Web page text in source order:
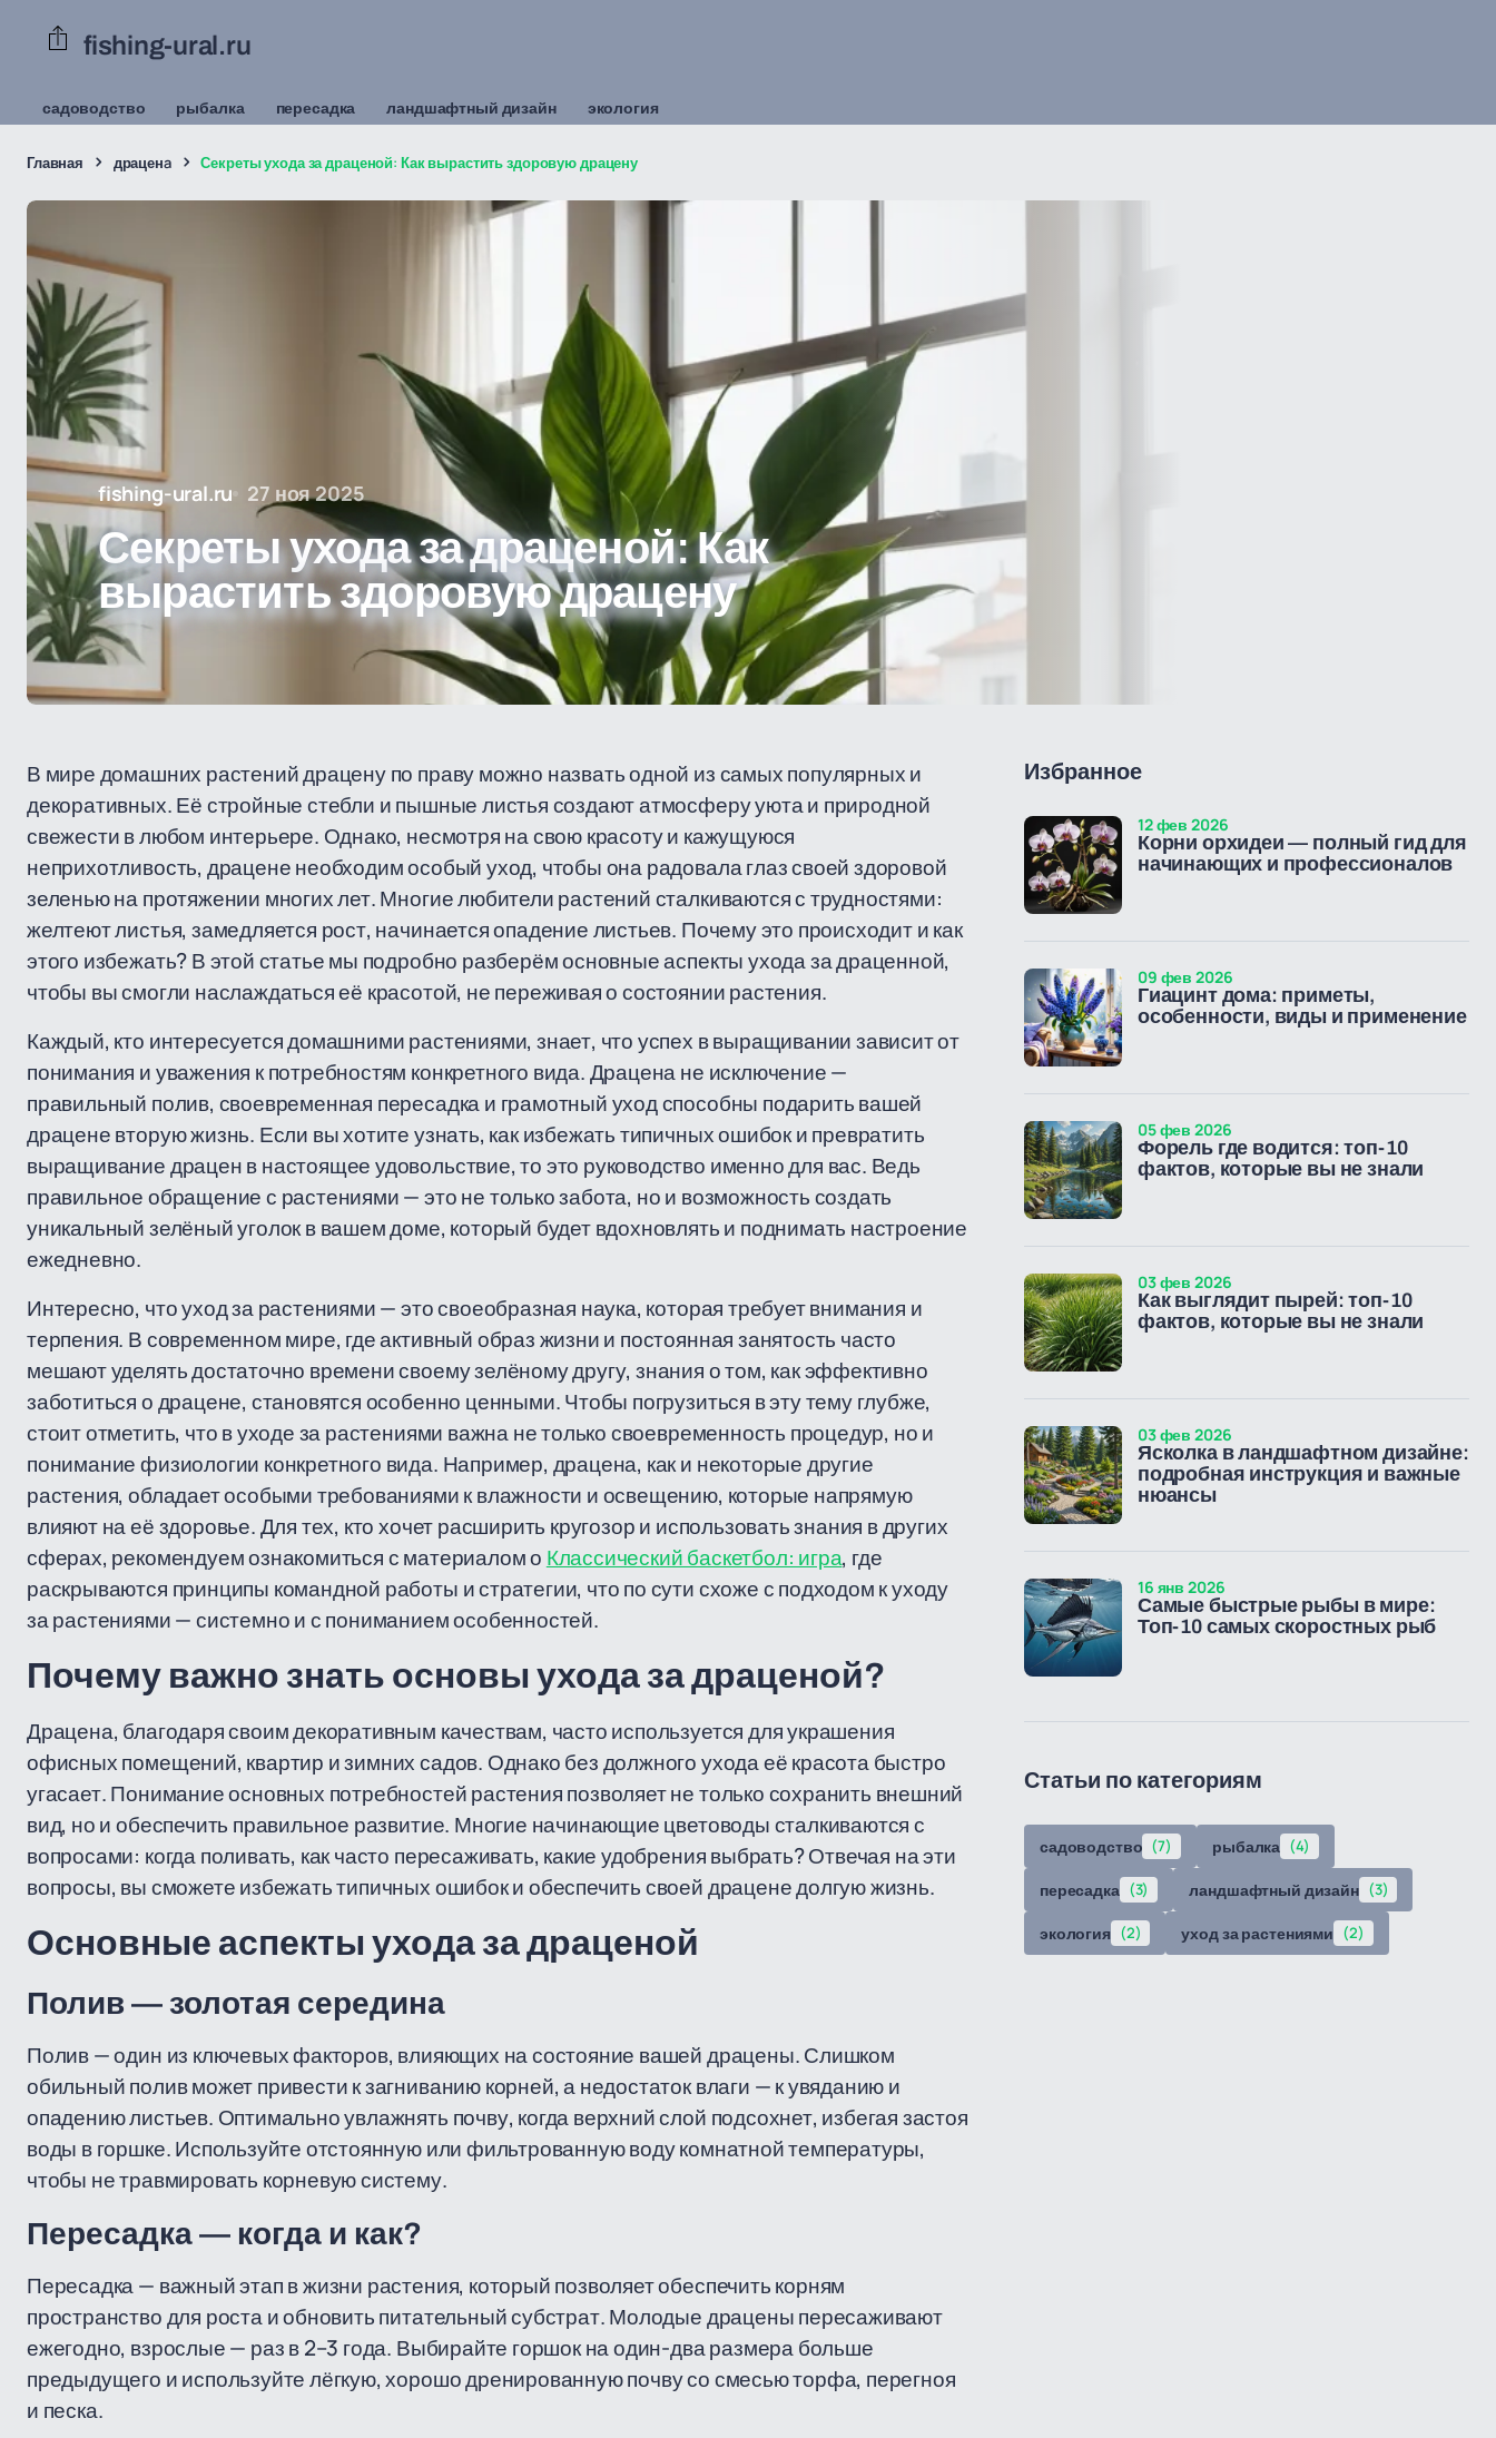
fishing-ural.ru
садоводство рыбалка пересадка ландшафтный дизайн экология
Главная драценa Секреты ухода за драценой: Как вырастить здоровую драцену
fishing-ural.ru 27 ноя 2025
Секреты ухода за драценой: Как
вырастить здоровую драцену
В мире домашних растений драцену по праву можно назвать одной из самых популярных и
декоративных. Её стройные стебли и пышные листья создают атмосферу уюта и природной
свежести в любом интерьере. Однако, несмотря на свою красоту и кажущуюся
неприхотливость, драцене необходим особый уход, чтобы она радовала глаз своей здоровой
зеленью на протяжении многих лет. Многие любители растений сталкиваются с трудностями:
желтеют листья, замедляется рост, начинается опадение листьев. Почему это происходит и как
этого избежать? В этой статье мы подробно разберём основные аспекты ухода за драценной,
чтобы вы смогли наслаждаться её красотой, не переживая о состоянии растения.
Каждый, кто интересуется домашними растениями, знает, что успех в выращивании зависит от
понимания и уважения к потребностям конкретного вида. Драцена не исключение —
правильный полив, своевременная пересадка и грамотный уход способны подарить вашей
драцене вторую жизнь. Если вы хотите узнать, как избежать типичных ошибок и превратить
выращивание драцен в настоящее удовольствие, то это руководство именно для вас. Ведь
правильное обращение с растениями — это не только забота, но и возможность создать
уникальный зелёный уголок в вашем доме, который будет вдохновлять и поднимать настроение
ежедневно.
Интересно, что уход за растениями — это своеобразная наука, которая требует внимания и
терпения. В современном мире, где активный образ жизни и постоянная занятость часто
мешают уделять достаточно времени своему зелёному другу, знания о том, как эффективно
заботиться о драцене, становятся особенно ценными. Чтобы погрузиться в эту тему глубже,
стоит отметить, что в уходе за растениями важна не только своевременность процедур, но и
понимание физиологии конкретного вида. Например, драцена, как и некоторые другие
растения, обладает особыми требованиями к влажности и освещению, которые напрямую
влияют на её здоровье. Для тех, кто хочет расширить кругозор и использовать знания в других
сферах, рекомендуем ознакомиться с материалом о Классический баскетбол: игра, где
раскрываются принципы командной работы и стратегии, что по сути схоже с подходом к уходу
за растениями — системно и с пониманием особенностей.
Почему важно знать основы ухода за драценой?
Драцена, благодаря своим декоративным качествам, часто используется для украшения
офисных помещений, квартир и зимних садов. Однако без должного ухода её красота быстро
угасает. Понимание основных потребностей растения позволяет не только сохранить внешний
вид, но и обеспечить правильное развитие. Многие начинающие цветоводы сталкиваются с
вопросами: когда поливать, как часто пересаживать, какие удобрения выбрать? Отвечая на эти
вопросы, вы сможете избежать типичных ошибок и обеспечить своей драцене долгую жизнь.
Основные аспекты ухода за драценой
Полив — золотая середина
Полив — один из ключевых факторов, влияющих на состояние вашей драцены. Слишком
обильный полив может привести к загниванию корней, а недостаток влаги — к увяданию и
опадению листьев. Оптимально увлажнять почву, когда верхний слой подсохнет, избегая застоя
воды в горшке. Используйте отстоянную или фильтрованную воду комнатной температуры,
чтобы не травмировать корневую систему.
Пересадка — когда и как?
Пересадка — важный этап в жизни растения, который позволяет обеспечить корням
пространство для роста и обновить питательный субстрат. Молодые драцены пересаживают
ежегодно, взрослые — раз в 2–3 года. Выбирайте горшок на один-два размера больше
предыдущего и используйте лёгкую, хорошо дренированную почву со смесью торфа, перегноя
и песка.
Избранное
Корни орхидеи — полный гид для
начинающих и профессионалов
12 фев 2026
Гиацинт дома: приметы,
особенности, виды и применение
09 фев 2026
Форель где водится: топ-10
фактов, которые вы не знали
05 фев 2026
Как выглядит пырей: топ-10
фактов, которые вы не знали
03 фев 2026
Ясколка в ландшафтном дизайне:
подробная инструкция и важные
нюансы
03 фев 2026
Самые быстрые рыбы в мире:
Топ-10 самых скоростных рыб
16 янв 2026
Статьи по категориям
садоводство (7) рыбалка (4)
пересадка (3) ландшафтный дизайн (3)
экология (2) уход за растениями (2)